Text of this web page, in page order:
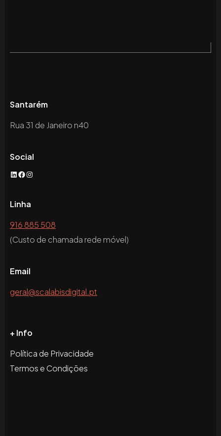
Santarém
Rua 31 de Janeiro n40
Social
LinkedIn
Facebook
Instagram
Linha
916 885 508
(Custo de chamada rede móvel)
Email
geral@scalabisdigital.pt
+ Info
Política de Privacidade
Termos e Condições